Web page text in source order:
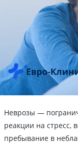
Неврозы —
реакции на стресс,
пребывание в